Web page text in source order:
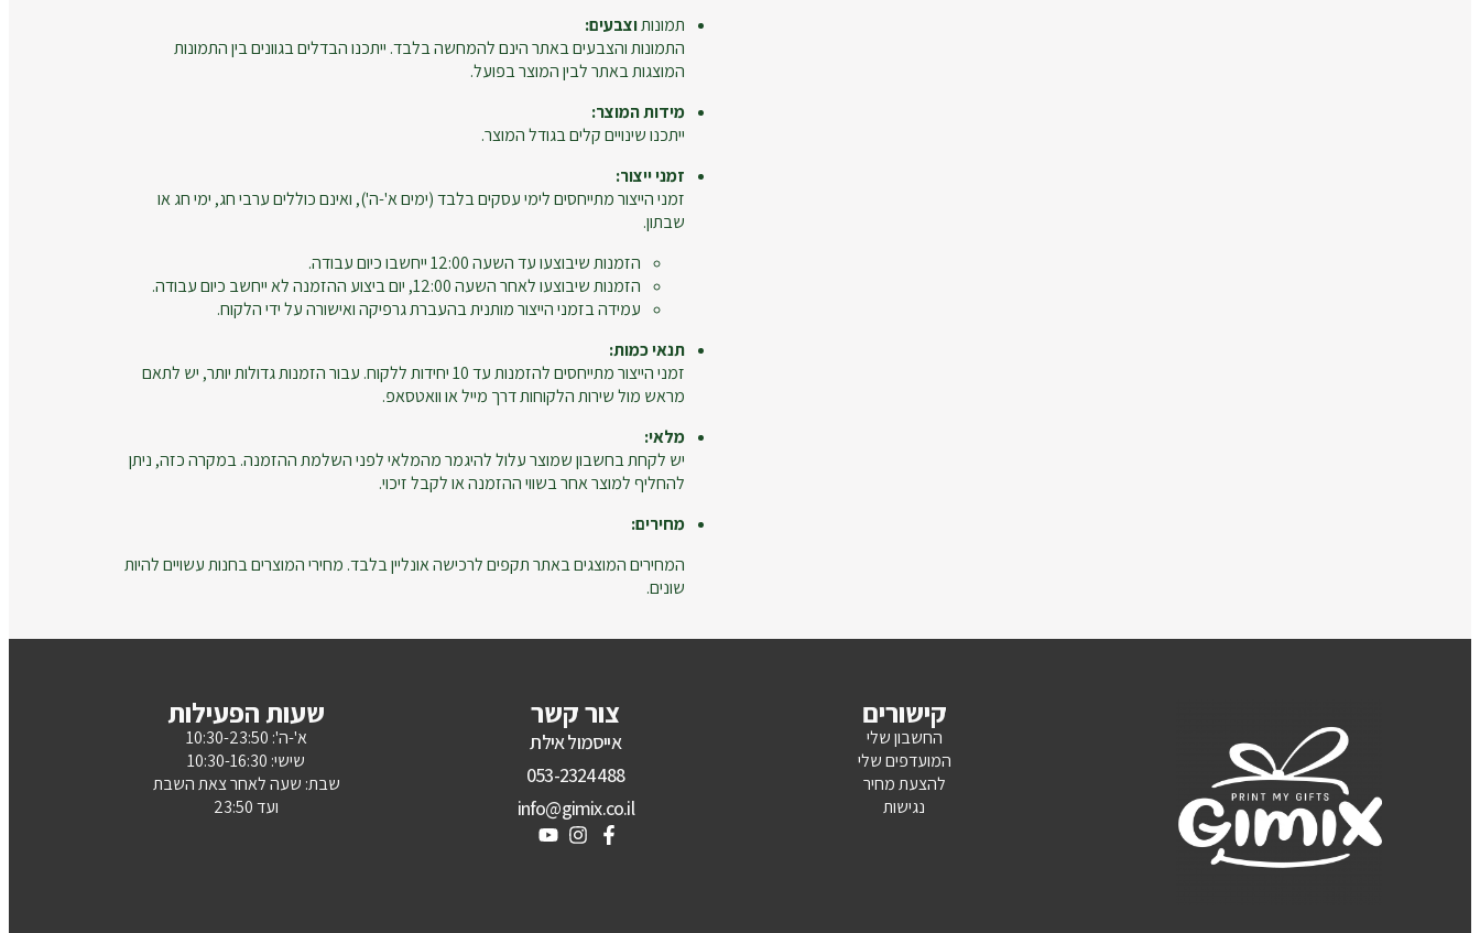
תמונותוצבעים:
התמונות והצבעים באתר הינם להמחשה בלבד. ייתכנו הבדלים בגוונים בין התמונות
המוצגות באתר לבין המוצר בפועל.
מידות המוצר:
ייתכנו שינויים קלים בגודל המוצר.
זמני ייצור:
זמני הייצור מתייחסים לימי עסקים בלבד (ימים א'-ה'), ואינם כוללים ערבי חג, ימי חג או
שבתון.
הזמנות שיבוצעו עד השעה 12:00 ייחשבו כיום עבודה.
הזמנות שיבוצעו לאחר השעה 12:00, יום ביצוע ההזמנה לא ייחשב כיום עבודה.
עמידה בזמני הייצור מותנית בהעברת גרפיקה ואישורה על ידי הלקוח.
תנאי כמות:
זמני הייצור מתייחסים להזמנות עד 10 יחידות ללקוח. עבור הזמנות גדולות יותר, יש לתאם
מראש מול שירות הלקוחות דרך מייל או וואטסאפ.
מלאי:
יש לקחת בחשבון שמוצר עלול להיגמר מהמלאי לפני השלמת ההזמנה. במקרה כזה, ניתן
להחליף למוצר אחר בשווי ההזמנה או לקבל זיכוי.
מחירים:
המחירים המוצגים באתר תקפים לרכישה אונליין בלבד. מחירי המוצרים בחנות עשויים להיות
שונים.
קישורים
החשבון שלי
המועדפים שלי
להצעת מחיר
נגישות
צור קשר
אייסמול אילת
053-2324488
info@gimix.co.il
שעות הפעילות
א'-ה': 10:30-23:50
שישי: 10:30-16:30
שבת: שעה לאחר צאת השבת
ועד 23:50